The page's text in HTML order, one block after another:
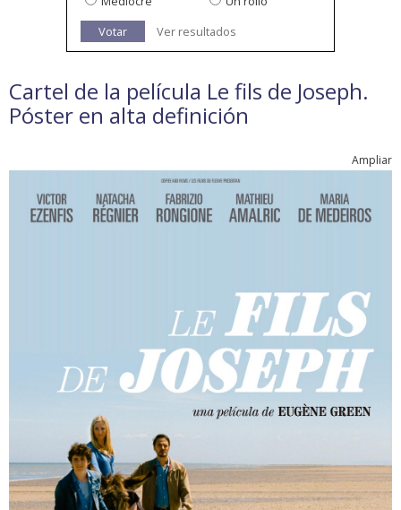
Votar
Ver resultados
Cartel de la película Le fils de Joseph.
Póster en alta definición
Ampliar